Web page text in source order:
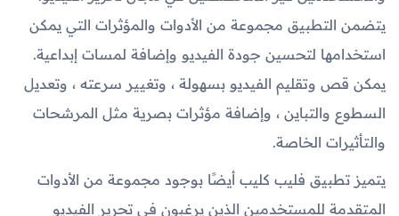
يتضمن التطبيق مجموعة من الأدوات والمؤثرات التي يمكن
استخدامها لتحسين جودة الفيديو وإضافة لمسات إبداعية.
يمكن قص وتقليم الفيديو بسهولة ، وتغيير سرعته ، وتعديل
السطوع والتباين ، وإضافة مؤثرات بصرية مثل المرشحات
والتأثيرات الخاصة.
يتميز تطبيق فليب كليب أيضًا بوجود مجموعة من الأدوات
المتقدمة للمستخدمين الذين يرغبون في تحرير الفيديو